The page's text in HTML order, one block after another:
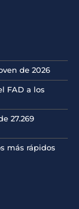
de 2026
FAD a los
27.269
más rápidos